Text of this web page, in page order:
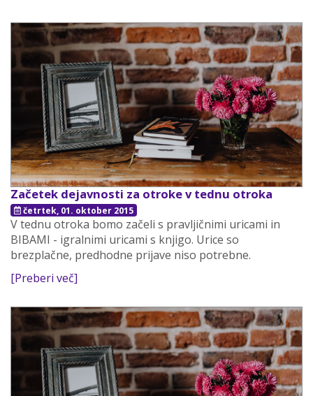
Začetek dejavnosti za otroke v tednu otroka
četrtek, 01. oktober 2015
V tednu otroka bomo začeli s pravljičnimi uricami in
BIBAMI - igralnimi uricami s knjigo. Urice so
brezplačne, predhodne prijave niso potrebne.
[Preberi več]